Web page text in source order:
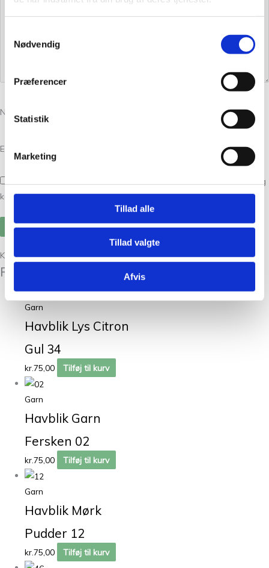
Nødvendig
Præferencer
Statistik
Marketing
Tillad alle
Tillad valgte
Afvis
Navn
E-mail
Gem mit navn, mail og websted i denne browser til næste gang jeg
kommenterer.
Kunder købte også
Relaterede varer
Garn
Havblik Lys Citron
Gul 34
kr.75,00 Tilføj til kurv
Garn
Havblik Garn
Fersken 02
kr.75,00 Tilføj til kurv
Garn
Havblik Mørk
Pudder 12
kr.75,00 Tilføj til kurv